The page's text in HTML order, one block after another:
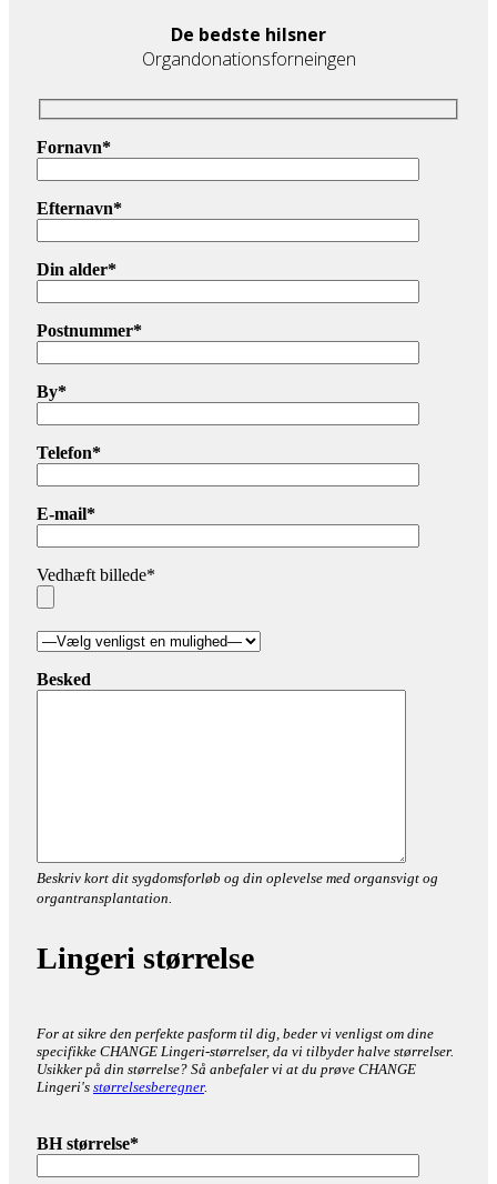
De bedste hilsner
Organdonationsforneingen
Fornavn*
Efternavn*
Din alder*
Postnummer*
By*
Telefon*
E-mail*
Vedhæft billede*
Besked
Beskriv kort dit sygdomsforløb og din oplevelse med organsvigt og
organtransplantation.
Lingeri størrelse
For at sikre den perfekte pasform til dig, beder vi venligst om dine
specifikke CHANGE Lingeri-størrelser, da vi tilbyder halve størrelser.
Usikker på din størrelse? Så anbefaler vi at du prøve CHANGE
Lingeri's størrelsesberegner.
BH størrelse*